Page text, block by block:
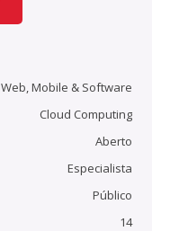
Web, Mobile & Software
Cloud Computing
Aberto
Especialista
Público
14